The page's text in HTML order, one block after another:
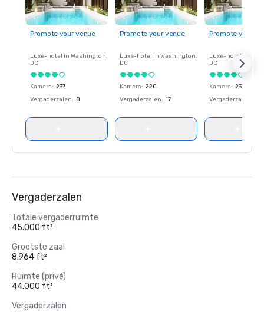
Promote your venue
Luxe-hotel in Washington,
DC
Kamers: 237
Vergaderzalen: 8
Promote your venue
Luxe-hotel in Washington,
DC
Kamers: 220
Vergaderzalen: 17
Promote your
Luxe-hotel in
DC
Kamers: 237
Vergaderzalen
Vergaderzalen
Totale vergaderruimte
45.000 ft²
Grootste zaal
8.964 ft²
Ruimte (privé)
44.000 ft²
Vergaderzalen